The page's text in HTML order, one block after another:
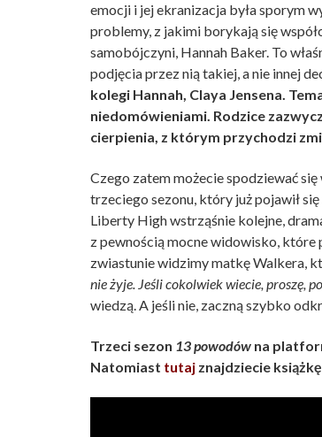
emocji i jej ekranizacja była sporym
problemy, z jakimi borykają się
samobójczyni, Hannah Baker. To
podjęcia przez nią takiej, a nie innej
kolegi Hannah, Claya Jensena.
niedomówieniami. Rodzice
cierpienia, z którym przychodzi
Czego zatem możecie spodziewać
trzeciego sezonu, który już pojawił
Liberty High wstrząśnie kolejne,
z pewnością mocne widowisko, które
zwiastunie widzimy matkę Walkera,
nie żyje. Jeśli cokolwiek wiecie, proszę,
wiedzą. A jeśli nie, zaczną szybko
Trzeci sezon 13 powodów na
Natomiast tutaj znajdziecie